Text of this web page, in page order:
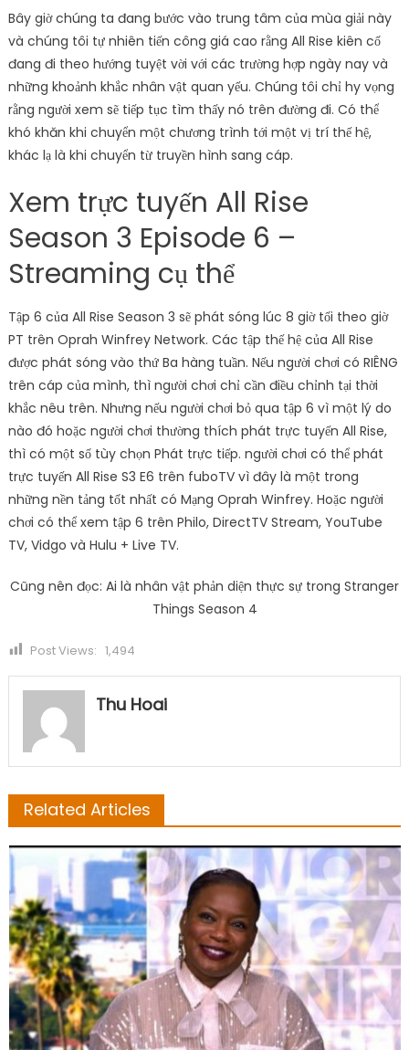
Bây giờ chúng ta đang bước vào trung tâm của mùa giải này
và chúng tôi tự nhiên tiến công giá cao rằng All Rise kiên cố
đang đi theo hướng tuyệt vời với các trường hợp ngày nay và
những khoảnh khắc nhân vật quan yếu. Chúng tôi chỉ hy vọng
rằng người xem sẽ tiếp tục tìm thấy nó trên đường đi. Có thể
khó khăn khi chuyển một chương trình tới một vị trí thế hệ,
khác lạ là khi chuyển từ truyền hình sang cáp.
Xem trực tuyến All Rise
Season 3 Episode 6 –
Streaming cụ thể
Tập 6 của All Rise Season 3 sẽ phát sóng lúc 8 giờ tối theo giờ
PT trên Oprah Winfrey Network. Các tập thế hệ của All Rise
được phát sóng vào thứ Ba hàng tuần. Nếu người chơi có RIÊNG
trên cáp của mình, thì người chơi chỉ cần điều chỉnh tại thời
khắc nêu trên. Nhưng nếu người chơi bỏ qua tập 6 vì một lý do
nào đó hoặc người chơi thường thích phát trực tuyến All Rise,
thì có một số tùy chọn Phát trực tiếp. người chơi có thể phát
trực tuyến All Rise S3 E6 trên fuboTV vì đây là một trong
những nền tảng tốt nhất có Mạng Oprah Winfrey. Hoặc người
chơi có thể xem tập 6 trên Philo, DirectTV Stream, YouTube
TV, Vidgo và Hulu + Live TV.
Cũng nên đọc: Ai là nhân vật phản diện thực sự trong Stranger
Things Season 4
Post Views: 1,494
Thu Hoai
Related Articles